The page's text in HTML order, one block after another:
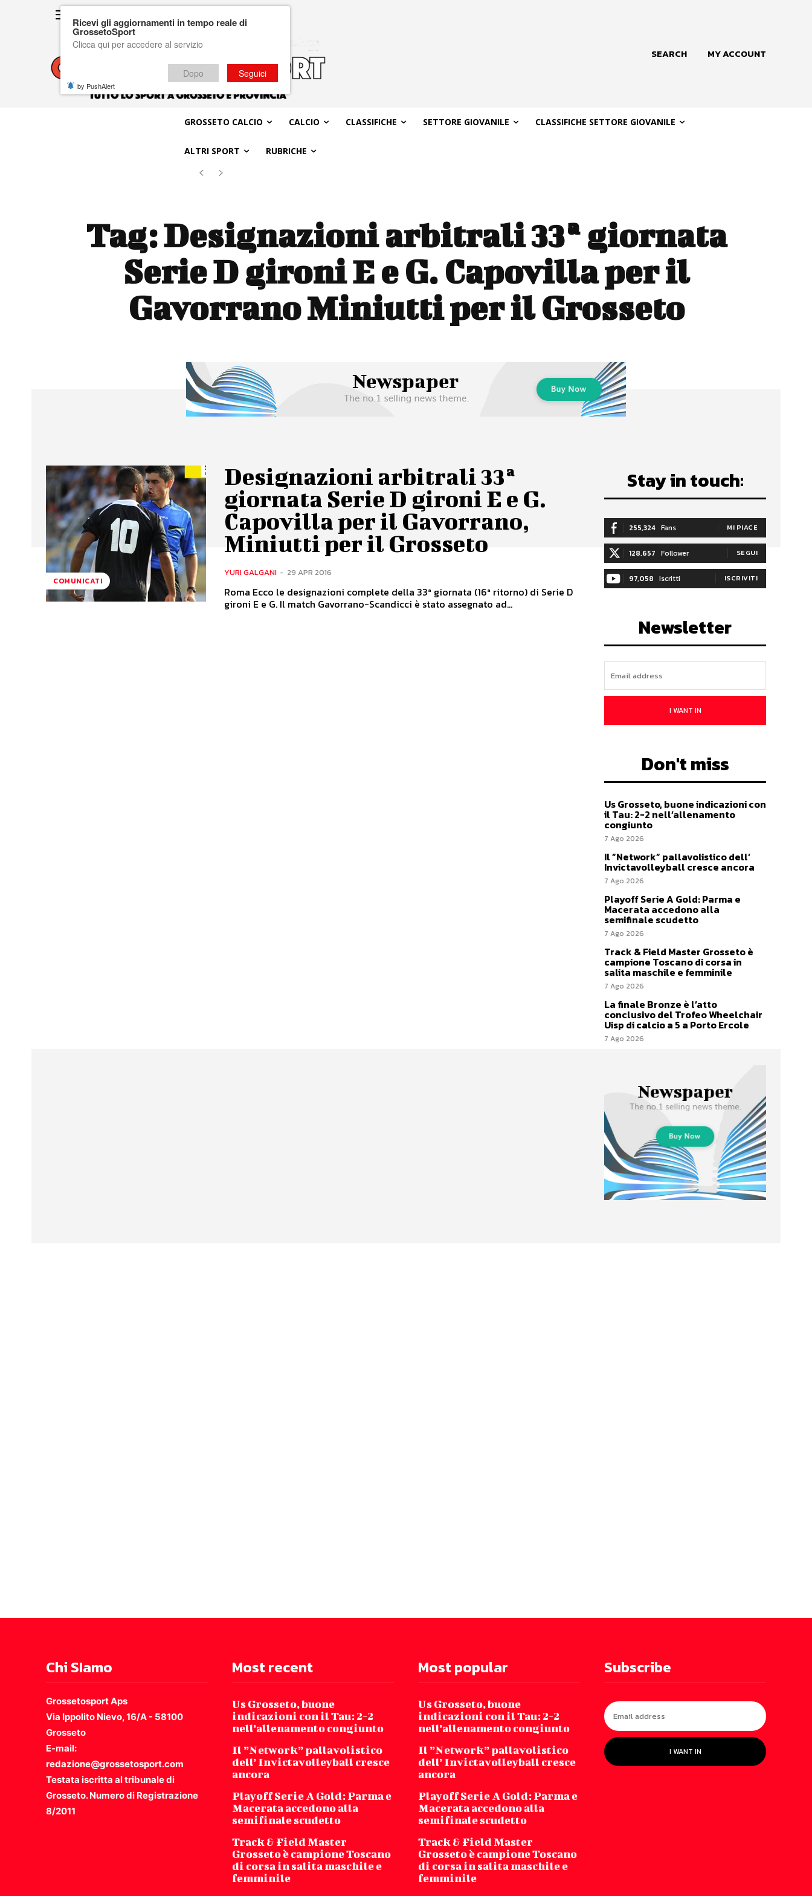
SEARCH MY ACCOUNT
GROSSETO CALCIO CALCIO CLASSIFICHE SETTORE GIOVANILE CLASSIFICHE SETTORE GIOVANILE
ALTRI SPORT RUBRICHE
Tag:Designazioni arbitrali 33ª giornata
Serie D gironi E e G. Capovilla per il
Gavorrano Miniutti per il Grosseto
COMUNICATI
Designazioni arbitrali 33ª
giornata Serie D gironi E e G.
Capovilla per il Gavorrano,
Miniutti per il Grosseto
YURI GALGANI - 29 APR 2016
Roma Ecco le designazioni complete della 33ª giornata (16ª ritorno) di Serie D
gironi E e G. Il match Gavorrano-Scandicci è stato assegnato ad...
Stay in touch:
255,324 Fans MI PIACE
128,657 Follower SEGUI
97,058 Iscritti ISCRIVITI
Newsletter
I WANT IN
Don't miss
Us Grosseto, buone indicazioni con
il Tau: 2-2 nell’allenamento
congiunto
7 Ago 2026
Il ”Network” pallavolistico dell’
Invictavolleyball cresce ancora
7 Ago 2026
Playoff Serie A Gold: Parma e
Macerata accedono alla
semifinale scudetto
7 Ago 2026
Track & Field Master Grosseto è
campione Toscano di corsa in
salita maschile e femminile
7 Ago 2026
La finale Bronze è l’atto
conclusivo del Trofeo Wheelchair
Uisp di calcio a 5 a Porto Ercole
7 Ago 2026
Chi SIamo
Grossetosport Aps
Via Ippolito Nievo, 16/A - 58100
Grosseto
E-mail:
redazione@grossetosport.com
Testata iscritta al tribunale di
Grosseto. Numero di Registrazione
8/2011
Most recent
Us Grosseto, buone
indicazioni con il Tau: 2-2
nell’allenamento congiunto
Il ”Network” pallavolistico
dell’ Invictavolleyball cresce
ancora
Playoff Serie A Gold: Parma e
Macerata accedono alla
semifinale scudetto
Track & Field Master
Grosseto è campione Toscano
di corsa in salita maschile e
femminile
Most popular
Us Grosseto, buone
indicazioni con il Tau: 2-2
nell’allenamento congiunto
Il ”Network” pallavolistico
dell’ Invictavolleyball cresce
ancora
Playoff Serie A Gold: Parma e
Macerata accedono alla
semifinale scudetto
Track & Field Master
Grosseto è campione Toscano
di corsa in salita maschile e
femminile
Subscribe
I WANT IN
Ricevi gli aggiornamenti in tempo reale di
GrossetoSport
Clicca qui per accedere al servizio
Dopo Seguici
by PushAlert